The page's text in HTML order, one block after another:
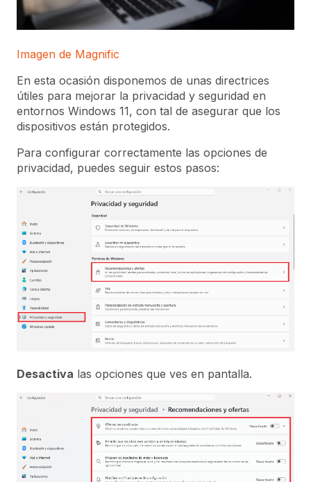
Imagen de Magnific
En esta ocasión disponemos de unas directrices
útiles para mejorar la privacidad y seguridad en
entornos Windows 11, con tal de asegurar que los
dispositivos están protegidos.
Para configurar correctamente las opciones de
privacidad, puedes seguir estos pasos:
Desactiva las opciones que ves en pantalla.